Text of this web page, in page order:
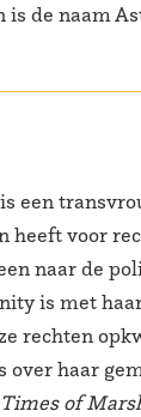
is de naam
een
heeft voor
naar de
is met
rechten
over haar
of